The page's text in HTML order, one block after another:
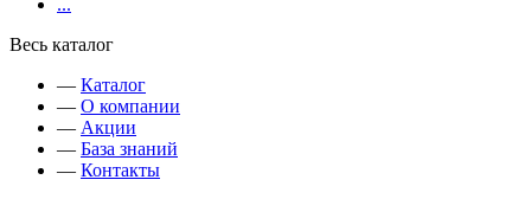
...
Весь каталог
— Каталог
— О компании
— Акции
— База знаний
— Контакты